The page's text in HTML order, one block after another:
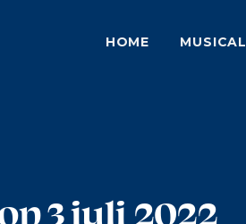
HOME MUSICAL
3 juli 2022